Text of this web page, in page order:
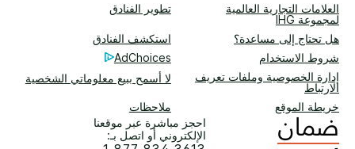
العلامات التجارية العالمية
لمجموعة IHG
تطوير الفنادق
هل تحتاج إلى مساعدة؟
استكشف الفنادق
شروط الاستخدام
AdChoices
إدارة الخصوصية وملفات تعريف
الارتباط
لا أسمح ببيع معلوماتي الشخصية
خريطة الموقع
ملاحظات
احجز مباشرة عبر موقعنا
الإلكتروني أو اتصل بـ: